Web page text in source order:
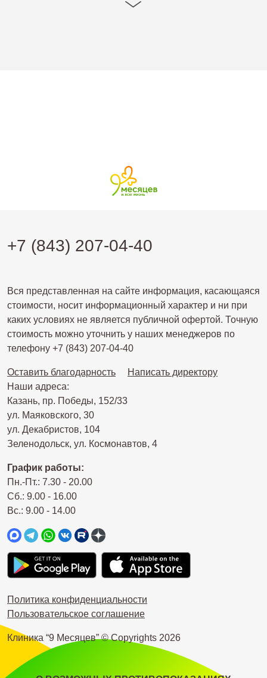
12 месяцев. Двукратная вакцинация даёт
+7 (843) 207-04-40
Вся представленная на сайте информация, касающаяся
стоимости, носит информационный характер и ни при
каких условиях не является публичной офертой. Точную
стоимость можно уточнить у наших менеджеров по
телефону +7 (843) 207-04-40
Оставить благодарность
Написать директору
Наши адреса:
Казань, пр. Победы, 152/33
ул. Маяковского, 30
ул. Декабристов, 104
Зеленодольск, ул. Космонавтов, 4
График работы:
Пн.-Пт.: 7.30 - 20.00
Сб.: 9.00 - 16.00
Вс.: 9.00 - 14.00
Клиника “9 Месяцев” © Copyrights 2026
Политика конфиденциальности
Пользовательское соглашение